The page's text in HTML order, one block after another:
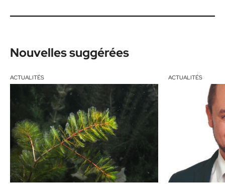
Nouvelles suggérées
ACTUALITÉS ACTUALITÉS